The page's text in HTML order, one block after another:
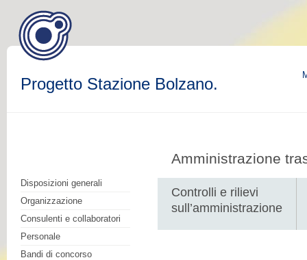
Progetto Stazione Bolzano.
Disposizioni generali
Organizzazione
Consulenti e collaboratori
Personale
Bandi di concorso
Amministrazione
Controlli e rilievi
sull’amministrazione